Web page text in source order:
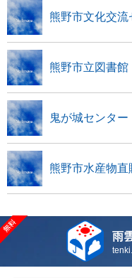
熊野市文化交流
熊野市立図書館
鬼が城センター
熊野市水産物直
雨